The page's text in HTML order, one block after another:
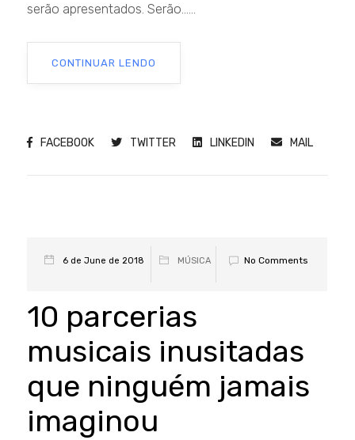
serão apresentados. Serão......
CONTINUAR LENDO
FACEBOOK TWITTER LINKEDIN MAIL
6 de June de 2018 MÚSICA No Comments
10 parcerias
musicais inusitadas
que ninguém jamais
imaginou